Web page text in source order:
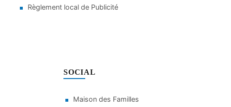
Règlement local de Publicité
SOCIAL
Maison des Familles